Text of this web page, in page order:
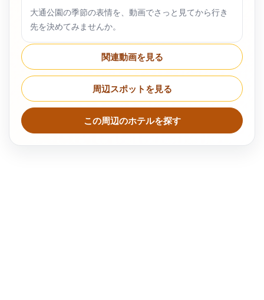
大通公園の季節の表情を、動画でさっと見てから行き
先を決めてみませんか。
関連動画を見る
周辺スポットを見る
この周辺のホテルを探す